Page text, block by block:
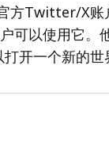
方Twitter/X账
可以使用它。
开一个新的世